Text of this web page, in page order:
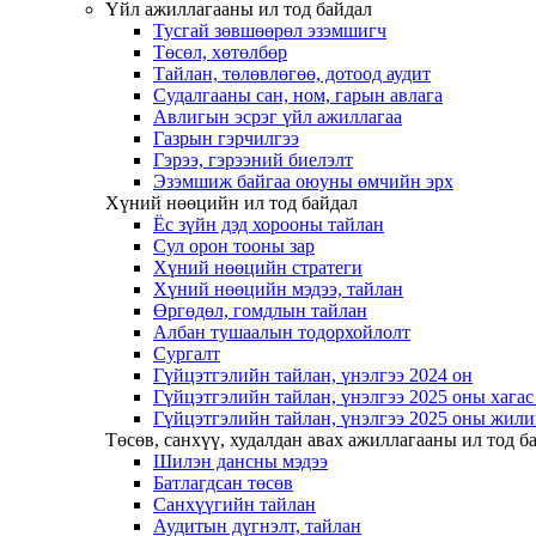
Үйл ажиллагааны ил тод байдал
Тусгай зөвшөөрөл эзэмшигч
Төсөл, хөтөлбөр
Тайлан, төлөвлөгөө, дотоод аудит
Судалгааны сан, ном, гарын авлага
Авлигын эсрэг үйл ажиллагаа
Газрын гэрчилгээ
Гэрээ, гэрээний биелэлт
Эзэмшиж байгаа оюуны өмчийн эрх
Хүний нөөцийн ил тод байдал
Ёс зүйн дэд хорооны тайлан
Сул орон тооны зар
Хүний нөөцийн стратеги
Хүний нөөцийн мэдээ, тайлан
Өргөдөл, гомдлын тайлан
Албан тушаалын тодорхойлолт
Сургалт
Гүйцэтгэлийн тайлан, үнэлгээ 2024 он
Гүйцэтгэлийн тайлан, үнэлгээ 2025 оны
Гүйцэтгэлийн тайлан, үнэлгээ 2025 оны
Төсөв, санхүү, худалдан авах ажиллагааны ил тод
Шилэн дансны мэдээ
Батлагдсан төсөв
Санхүүгийн тайлан
Аудитын дүгнэлт, тайлан